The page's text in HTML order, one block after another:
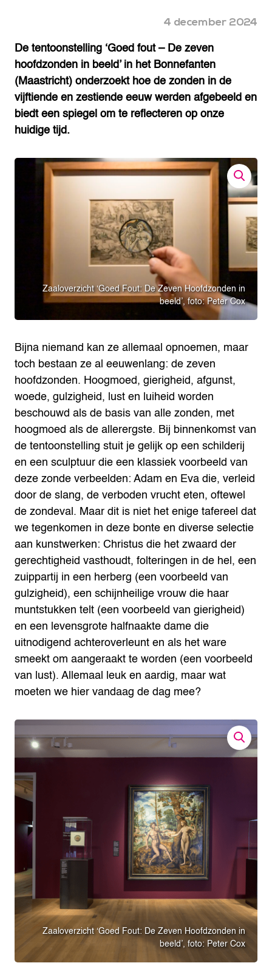
4 december 2024
De tentoonstelling ‘Goed fout – De zeven
hoofdzonden in beeld’ in het Bonnefanten
(Maastricht) onderzoekt hoe de zonden in de
vijftiende en zestiende eeuw werden afgebeeld en
biedt een spiegel om te reflecteren op onze
huidige tijd.
Zaaloverzicht ‘Goed Fout: De Zeven Hoofdzonden in
beeld’, foto: Peter Cox
Bijna niemand kan ze allemaal opnoemen, maar
toch bestaan ze al eeuwenlang: de zeven
hoofdzonden. Hoogmoed, gierigheid, afgunst,
woede, gulzigheid, lust en luiheid worden
beschouwd als de basis van alle zonden, met
hoogmoed als de allerergste. Bij binnenkomst van
de tentoonstelling stuit je gelijk op een schilderij
en een sculptuur die een klassiek voorbeeld van
deze zonde verbeelden: Adam en Eva die, verleid
door de slang, de verboden vrucht eten, oftewel
de zondeval. Maar dit is niet het enige tafereel dat
we tegenkomen in deze bonte en diverse selectie
aan kunstwerken: Christus die het zwaard der
gerechtigheid vasthoudt, folteringen in de hel, een
zuippartij in een herberg (een voorbeeld van
gulzigheid), een schijnheilige vrouw die haar
muntstukken telt (een voorbeeld van gierigheid)
en een levensgrote halfnaakte dame die
uitnodigend achteroverleunt en als het ware
smeekt om aangeraakt te worden (een voorbeeld
van lust). Allemaal leuk en aardig, maar wat
moeten we hier vandaag de dag mee?
Zaaloverzicht ‘Goed Fout: De Zeven Hoofdzonden in
beeld’, foto: Peter Cox